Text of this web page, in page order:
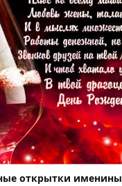
открытки именины